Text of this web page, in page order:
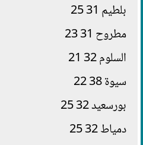
بلطيم 31 25
مطروح 31 23
السلوم 32 21
سيوة 38 22
بورسعيد 32 25
دمياط 32 25